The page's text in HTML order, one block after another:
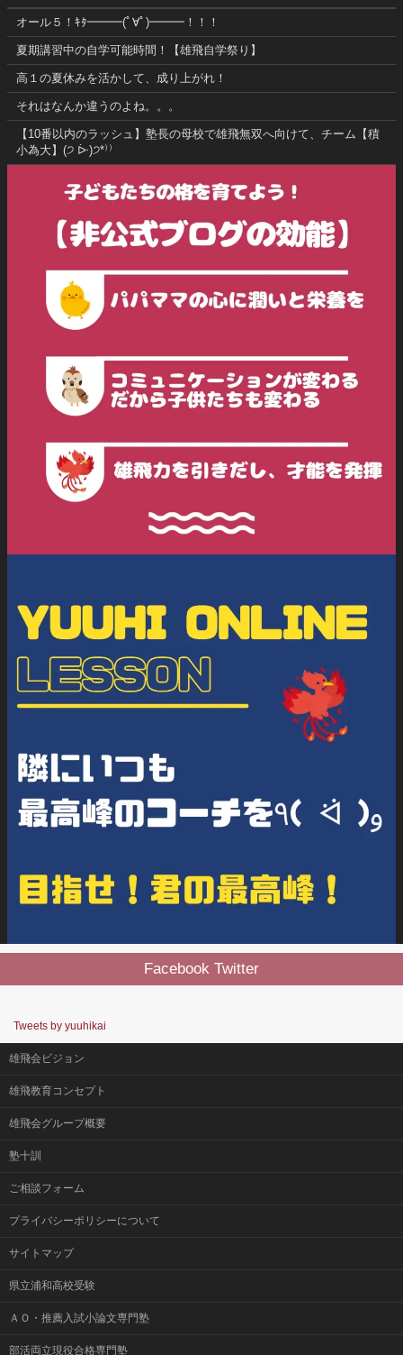
オール５！ｷﾀ━━━(ﾟ∀ﾟ)━━━！！！
夏期講習中の自学可能時間！【雄飛自学祭り】
高１の夏休みを活かして、成り上がれ！
それはなんか違うのよね。。。
【10番以内のラッシュ】塾長の母校で雄飛無双へ向けて、チーム【積
小為大】(੭ ᐕ)੭*⁾⁾
Facebook Twitter
Tweets by yuuhikai
雄飛会ビジョン
雄飛教育コンセプト
雄飛会グループ概要
塾十訓
ご相談フォーム
プライバシーポリシーについて
サイトマップ
県立浦和高校受験
ＡＯ・推薦入試小論文専門塾
部活両立現役合格専門塾